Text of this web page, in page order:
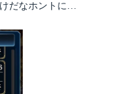
だなホントに…